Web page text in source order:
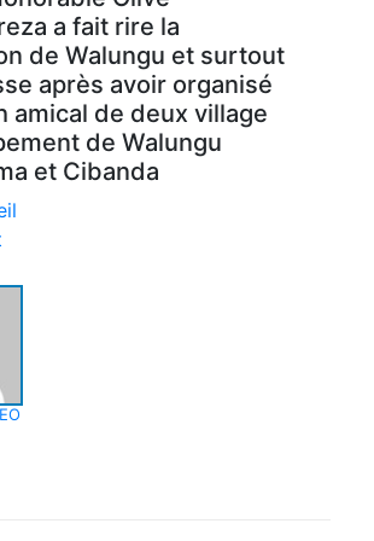
a fait rire la
de Walungu et surtout
après avoir organisé
amical de deux village
de Walungu
et Cibanda